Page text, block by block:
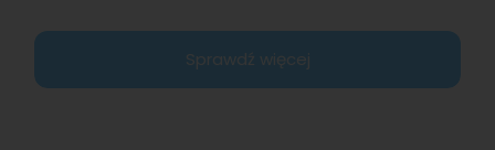
Sprawdź więcej